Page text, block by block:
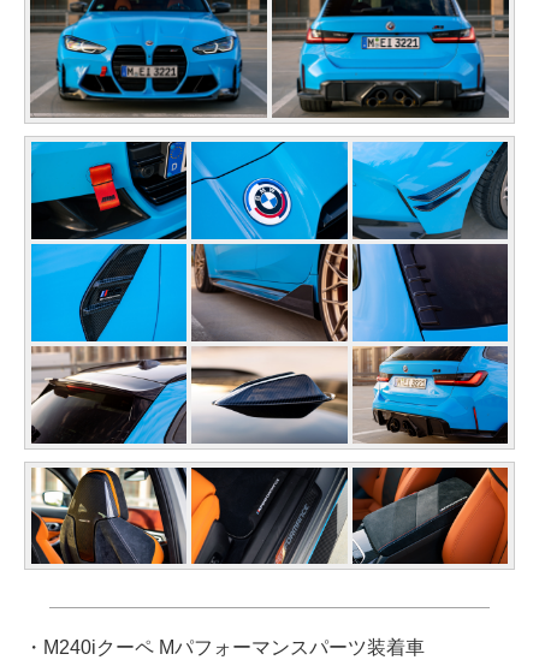
・M240iクーペ Mパフォーマンスパーツ装着車